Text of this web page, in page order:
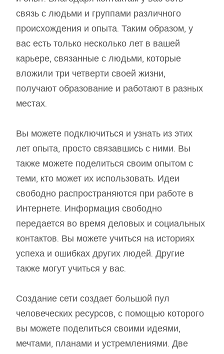
связь с людьми и группами различного
происхождения и опыта. Таким образом, у
вас есть только несколько лет в вашей
карьере, связанные с людьми, которые
вложили три четверти своей жизни,
получают образование и работают в разных
местах.
Вы можете подключиться и узнать из этих
лет опыта, просто связавшись с ними. Вы
также можете поделиться своим опытом с
теми, кто может их использовать. Идеи
свободно распространяются при работе в
Интернете. Информация свободно
передается во время деловых и социальных
контактов. Вы можете учиться на историях
успеха и ошибках других людей. Другие
также могут учиться у вас.
Создание сети создает большой пул
человеческих ресурсов, с помощью которого
вы можете поделиться своими идеями,
мечтами, планами и устремлениями. Две